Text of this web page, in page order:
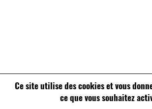
Ce site utilise des cookies et vous
ce que vous souhaitez